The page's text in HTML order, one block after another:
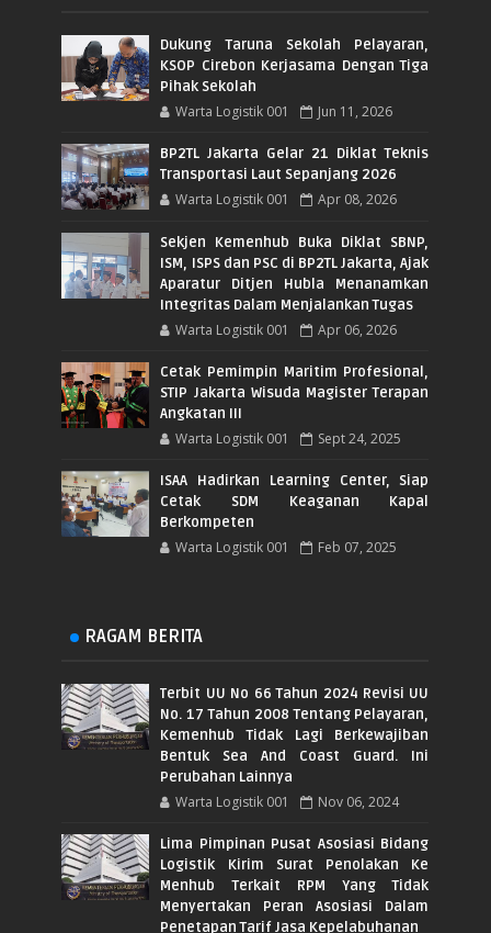
Dukung Taruna Sekolah Pelayaran,
KSOP Cirebon Kerjasama Dengan Tiga
Pihak Sekolah
Warta Logistik 001 Jun 11, 2026
BP2TL Jakarta Gelar 21 Diklat Teknis
Transportasi Laut Sepanjang 2026
Warta Logistik 001 Apr 08, 2026
Sekjen Kemenhub Buka Diklat SBNP,
ISM, ISPS dan PSC di BP2TL Jakarta, Ajak
Aparatur Ditjen Hubla Menanamkan
Integritas Dalam Menjalankan Tugas
Warta Logistik 001 Apr 06, 2026
Cetak Pemimpin Maritim Profesional,
STIP Jakarta Wisuda Magister Terapan
Angkatan III
Warta Logistik 001 Sept 24, 2025
ISAA Hadirkan Learning Center, Siap
Cetak SDM Keaganan Kapal
Berkompeten
Warta Logistik 001 Feb 07, 2025
RAGAM BERITA
Terbit UU No 66 Tahun 2024 Revisi UU
No. 17 Tahun 2008 Tentang Pelayaran,
Kemenhub Tidak Lagi Berkewajiban
Bentuk Sea And Coast Guard. Ini
Perubahan Lainnya
Warta Logistik 001 Nov 06, 2024
Lima Pimpinan Pusat Asosiasi Bidang
Logistik Kirim Surat Penolakan Ke
Menhub Terkait RPM Yang Tidak
Menyertakan Peran Asosiasi Dalam
Penetapan Tarif Jasa Kepelabuhanan